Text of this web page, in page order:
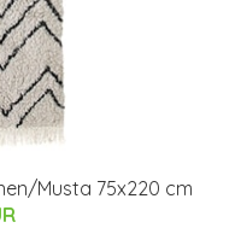
Musta 75x220 cm